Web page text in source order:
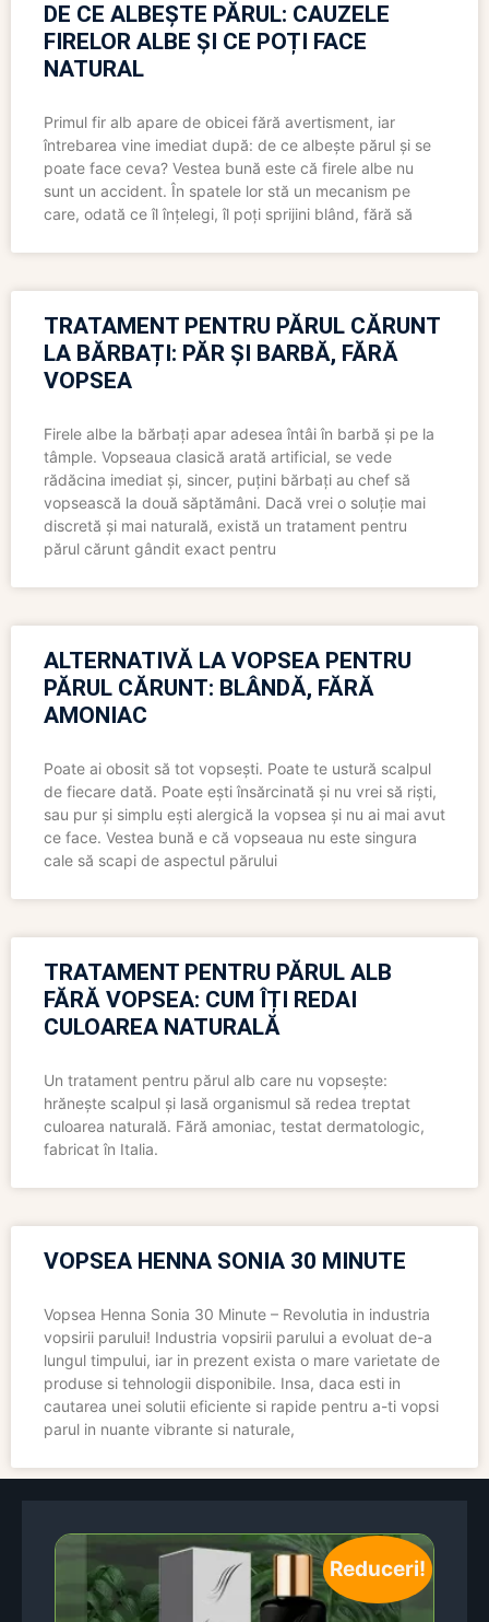
DE CE ALBEȘTE PĂRUL: CAUZELE
FIRELOR ALBE ȘI CE POȚI FACE
NATURAL
Primul fir alb apare de obicei fără avertisment, iar
întrebarea vine imediat după: de ce albește părul și se
poate face ceva? Vestea bună este că firele albe nu
sunt un accident. În spatele lor stă un mecanism pe
care, odată ce îl înțelegi, îl poți sprijini blând, fără să
TRATAMENT PENTRU PĂRUL CĂRUNT
LA BĂRBAȚI: PĂR ȘI BARBĂ, FĂRĂ
VOPSEA
Firele albe la bărbați apar adesea întâi în barbă și pe la
tâmple. Vopseaua clasică arată artificial, se vede
rădăcina imediat și, sincer, puțini bărbați au chef să
vopsească la două săptămâni. Dacă vrei o soluție mai
discretă și mai naturală, există un tratament pentru
părul cărunt gândit exact pentru
ALTERNATIVĂ LA VOPSEA PENTRU
PĂRUL CĂRUNT: BLÂNDĂ, FĂRĂ
AMONIAC
Poate ai obosit să tot vopsești. Poate te ustură scalpul
de fiecare dată. Poate ești însărcinată și nu vrei să riști,
sau pur și simplu ești alergică la vopsea și nu ai mai avut
ce face. Vestea bună e că vopseaua nu este singura
cale să scapi de aspectul părului
TRATAMENT PENTRU PĂRUL ALB
FĂRĂ VOPSEA: CUM ÎȚI REDAI
CULOAREA NATURALĂ
Un tratament pentru părul alb care nu vopsește:
hrănește scalpul și lasă organismul să redea treptat
culoarea naturală. Fără amoniac, testat dermatologic,
fabricat în Italia.
VOPSEA HENNA SONIA 30 MINUTE
Vopsea Henna Sonia 30 Minute – Revolutia in industria
vopsirii parului! Industria vopsirii parului a evoluat de-a
lungul timpului, iar in prezent exista o mare varietate de
produse si tehnologii disponibile. Insa, daca esti in
cautarea unei solutii eficiente si rapide pentru a-ti vopsi
parul in nuante vibrante si naturale,
Reduceri!